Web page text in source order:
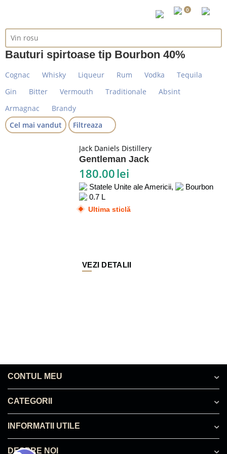
0
Bauturi spirtoase tip Bourbon 40%
Cognac Whisky Liqueur Rum Vodka
Tequila
Gin
Bitter Vermouth Traditionale
Absint
Armagnac
Brandy
Cel mai vandut
Filtreaza
Jack Daniels Distillery
Gentleman Jack
180.00lei
Statele Unite ale Americii,
Bourbon
0.7 L
Ultima sticlă
VEZI DETALII
CONTUL MEU
CATEGORII
INFORMATII UTILE
DESPRE NOI